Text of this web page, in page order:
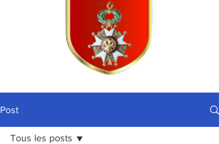
Post
Tous les posts